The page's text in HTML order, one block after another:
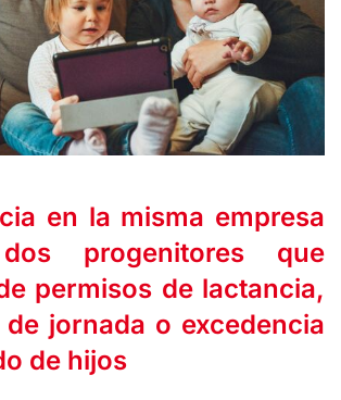
en la misma empresa
progenitores que
permisos de lactancia,
jornada o excedencia
de hijos